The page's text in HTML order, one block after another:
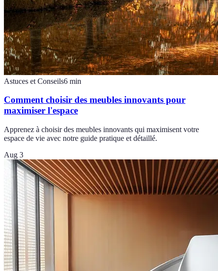
Astuces et Conseils6 min
Comment choisir des meubles innovants pour
maximiser l'espace
Apprenez à choisir des meubles innovants qui maximisent votre
espace de vie avec notre guide pratique et détaillé.
Aug 3